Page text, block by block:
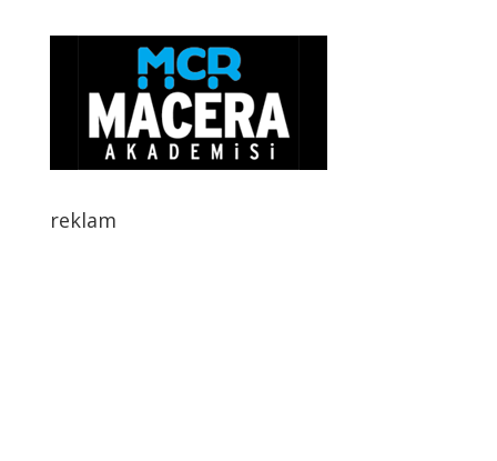
reklam